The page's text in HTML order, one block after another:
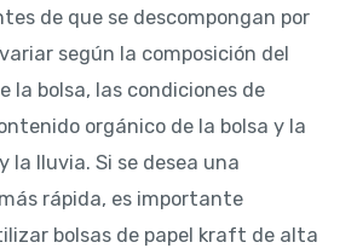
de que se descompongan por
según la composición del
la bolsa, las condiciones de
orgánico de la bolsa y la
la lluvia. Si se desea una
rápida, es importante
bolsas de papel kraft de alta